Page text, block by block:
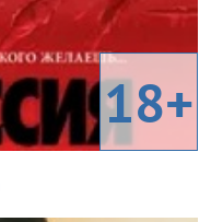
18+